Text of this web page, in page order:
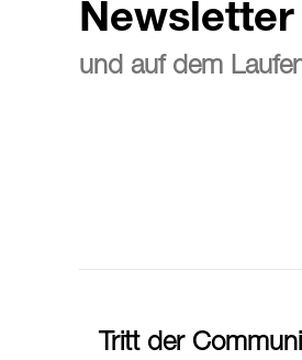
und auf dem
Tritt der